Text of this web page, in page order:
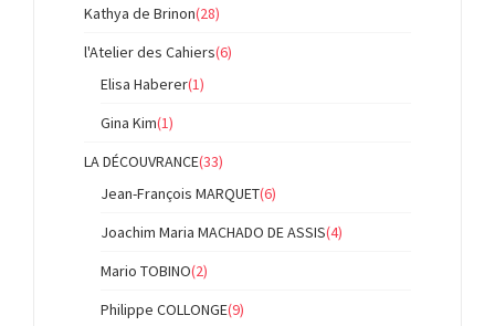
Kathya de Brinon(28)
l'Atelier des Cahiers(6)
Elisa Haberer(1)
Gina Kim(1)
LA DÉCOUVRANCE(33)
Jean-François MARQUET(6)
Joachim Maria MACHADO DE ASSIS(4)
Mario TOBINO(2)
Philippe COLLONGE(9)